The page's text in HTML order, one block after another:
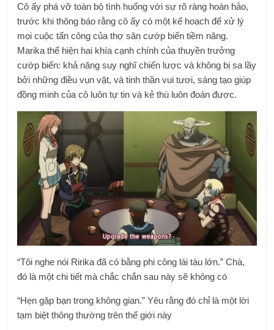
Cô ấy phá vỡ toàn bộ tình huống với sự rõ ràng hoàn hảo,
trước khi thông báo rằng cô ấy có một kế hoạch để xử lý
mọi cuộc tấn công của thợ săn cướp biển tiềm năng.
Marika thể hiện hai khía cạnh chính của thuyền trưởng
cướp biển: khả năng suy nghĩ chiến lược và không bị sa lầy
bởi những điều vụn vặt, và tinh thần vui tươi, sáng tạo giúp
đồng minh của cô luôn tự tin và kẻ thù luôn đoán được.
“Tôi nghe nói Ririka đã có bằng phi công lái tàu lớn.” Chà,
đó là một chi tiết mà chắc chắn sau này sẽ không có
“Hẹn gặp bạn trong không gian.” Yêu rằng đó chỉ là một lời
tạm biệt thông thường trên thế giới này